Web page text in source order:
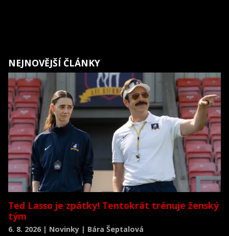
NEJNOVĚJŠÍ ČLÁNKY
Ted Lasso je zpátky! Tentokrát trénuje ženský
tým
6. 8. 2026 | Novinky | Bára Šeptalová